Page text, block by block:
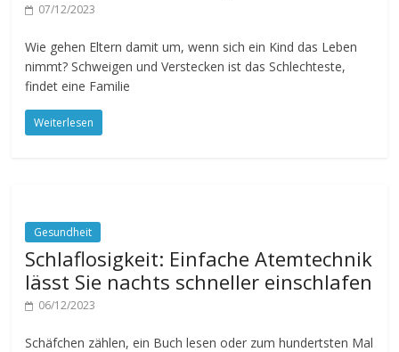
07/12/2023
Wie gehen Eltern damit um, wenn sich ein Kind das Leben
nimmt? Schweigen und Verstecken ist das Schlechteste,
findet eine Familie
Weiterlesen
Gesundheit
Schlaflosigkeit: Einfache Atemtechnik
lässt Sie nachts schneller einschlafen
06/12/2023
Schäfchen zählen, ein Buch lesen oder zum hundertsten Mal